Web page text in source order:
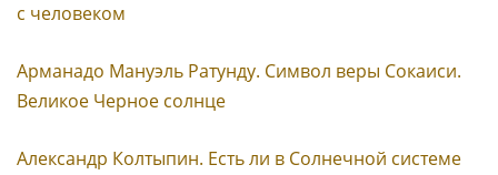
с человеком
Арманадо Мануэль Ратунду. Символ веры Сокаиси.
Великое Черное солнце
Александр Колтыпин. Есть ли в Солнечной системе